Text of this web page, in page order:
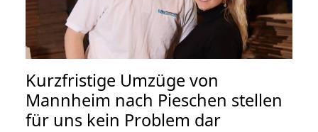
Kurzfristige Umzüge von
Mannheim nach Pieschen stellen
für uns kein Problem dar